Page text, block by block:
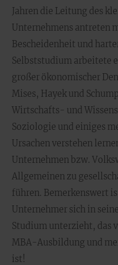
Jahren die Leitung des
Unternehmens antreten
Bescheidenheit und
Selbststudium arbeitete
großer ökonomischer
Mises, Hayek und
Wirtschafts- und
Soziologie und einiges
Ursachen verstehen
Unternehmen bzw.
Allgemeinen zu
führen. Bemerkenswert
Unternehmer sich in
Studium unterzieht, das
MBA-Ausbildung und
ist!